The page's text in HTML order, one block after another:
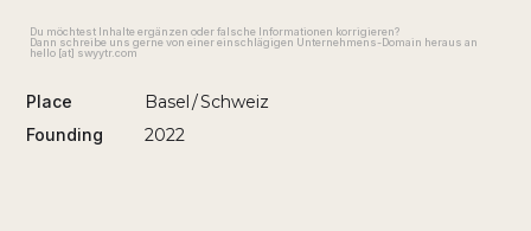
Du möchtest Inhalte ergänzen oder falsche Informationen korrigieren?
Dann schreibe uns gerne von einer einschlägigen Unternehmens-Domain heraus an
hello [at] swyytr.com
Place Basel/Schweiz
Founding 2022